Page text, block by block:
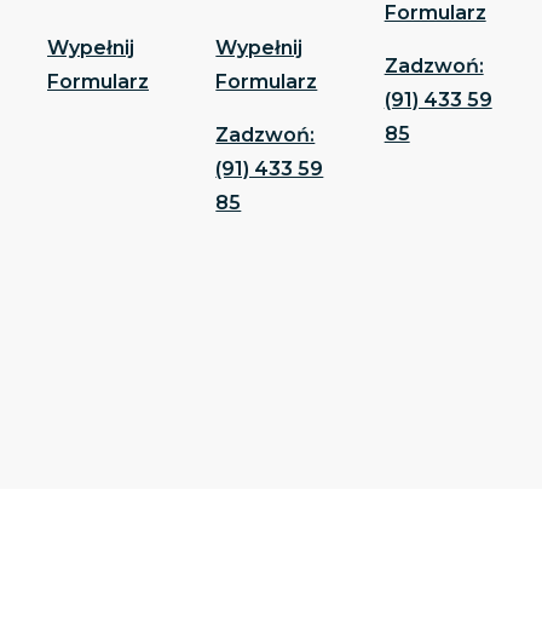
Wypełnij
Formularz
Wypełnij
Formularz
Zadzwoń:
(91) 433 59
85
Formularz
Zadzwoń:
(91) 433 59
85